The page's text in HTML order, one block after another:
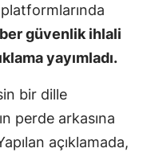
Elazığ
Erzincan
Gaziantep
güvenlik ihlali
yayımladı.
bir dille
perde arkasına
açıklamada,